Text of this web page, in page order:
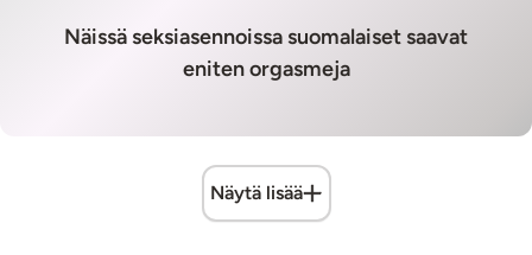
Näissä seksiasennoissa suomalaiset saavat
eniten orgasmeja
Näytä lisää